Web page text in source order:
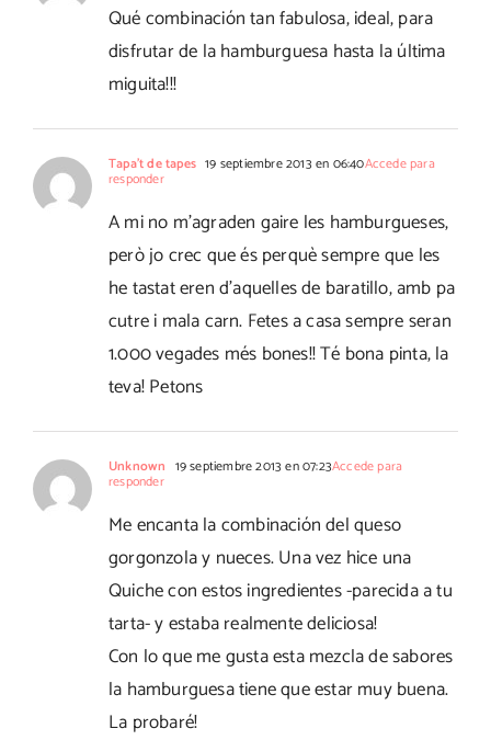
Qué combinación tan fabulosa, ideal, para
disfrutar de la hamburguesa hasta la última
miguita!!!
Tapa't de tapes 19 septiembre 2013 en 06:40Accede para
responder
A mi no m'agraden gaire les hamburgueses,
però jo crec que és perquè sempre que les
he tastat eren d'aquelles de baratillo, amb pa
cutre i mala carn. Fetes a casa sempre seran
1.000 vegades més bones!! Té bona pinta, la
teva! Petons
Unknown 19 septiembre 2013 en 07:23Accede para
responder
Me encanta la combinación del queso
gorgonzola y nueces. Una vez hice una
Quiche con estos ingredientes -parecida a tu
tarta- y estaba realmente deliciosa!
Con lo que me gusta esta mezcla de sabores
la hamburguesa tiene que estar muy buena.
La probaré!